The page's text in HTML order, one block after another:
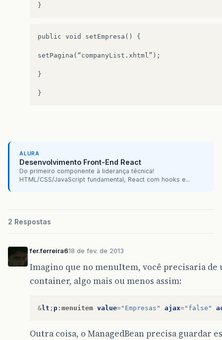
public void setEmpresa() {
setPagina(“companyList.xhtml”);
}
ALURA
Desenvolvimento Front-End React
Do primeiro componente à liderança técnica!
HTML/CSS/JavaScript fundamental, React com hooks e...
2 Respostas
fer.ferreira618 de fev. de 2013
Imagino que no menuItem, você precisaria de
container, algo mais ou menos assim:
&lt ; p : menuitem value="Empresas" ajax="false"
Outra coisa, o ManagedBean precisa guardar